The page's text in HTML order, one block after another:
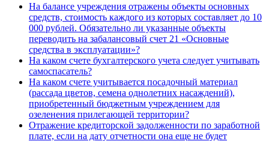
На балансе учреждения отражены объекты основных
средств, стоимость каждого из которых составляет до 10
000 рублей. Обязательно ли указанные объекты
переводить на забалансовый счет 21 «Основные
средства в эксплуатации»?
На каком счете бухгалтерского учета следует учитывать
самоспасатель?
На каком счете учитывается посадочный материал
(рассада цветов, семена однолетних насаждений),
приобретенный бюджетным учреждением для
озеленения прилегающей территории?
Отражение кредиторской задолженности по заработной
плате, если на дату отчетности она еще не будет